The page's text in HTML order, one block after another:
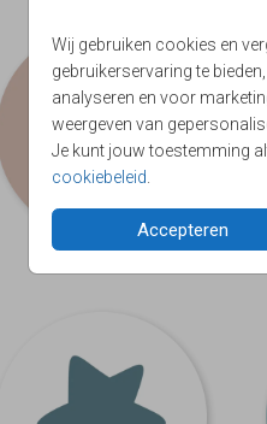
Wij gebruiken cookies en
gebruikerservaring te
analyseren en voor
weergeven van
Je kunt jouw toestemming
cookiebeleid
Accepteren